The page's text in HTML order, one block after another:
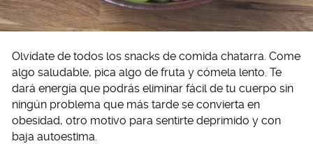
Olvídate de todos los snacks de comida chatarra. Come
algo saludable, pica algo de fruta y cómela lento. Te
dará energía que podrás eliminar fácil de tu cuerpo sin
ningún problema que más tarde se convierta en
obesidad, otro motivo para sentirte deprimido y con
baja autoestima.